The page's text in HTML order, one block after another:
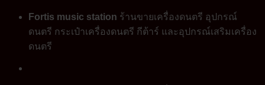
Skip
content
Fortis music station ร้านขายเครื่องดนตรี อุปกรณ์
ดนตรี กระเป๋าเครื่องดนตรี กีต้าร์ และอุปกรณ์เสริมเครื่อง
ดนตรี